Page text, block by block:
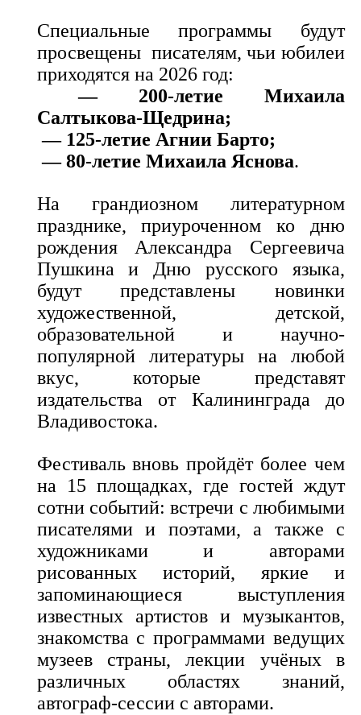
Специальные программы будут
просвещены писателям, чьи юбилеи
приходятся на 2026 год:
— 200-летие Михаила
Салтыкова-Щедрина;
— 125-летие Агнии Барто;
— 80-летие Михаила Яснова.
На грандиозном литературном
празднике, приуроченном ко дню
рождения Александра Сергеевича
Пушкина и Дню русского языка,
будут представлены новинки
художественной, детской,
образовательной и научно-
популярной литературы на любой
вкус, которые представят
издательства от Калининграда до
Владивостока.
Фестиваль вновь пройдёт более чем
на 15 площадках, где гостей ждут
сотни событий: встречи с любимыми
писателями и поэтами, а также с
художниками и авторами
рисованных историй, яркие и
запоминающиеся выступления
известных артистов и музыкантов,
знакомства с программами ведущих
музеев страны, лекции учёных в
различных областях знаний,
автограф-сессии с авторами.